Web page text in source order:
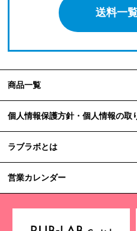
送料一
商品一覧
個人情報保護方針・個人情報の取
ラブラボとは
営業カレンダー